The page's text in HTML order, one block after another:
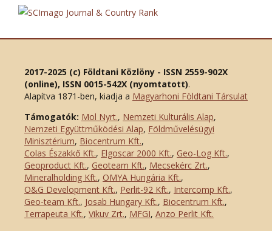
2017-2025 (c) Földtani Közlöny - ISSN 2559-902X
(online), ISSN 0015-542X (nyomtatott).
Alapítva 1871-ben, kiadja a Magyarhoni Földtani Társulat
Támogatók: Mol Nyrt., Nemzeti Kulturális Alap,
Nemzeti Együttműködési Alap, Földművelésügyi
Minisztérium, Biocentrum Kft.,
Colas Északkő Kft., Elgoscar 2000 Kft., Geo-Log Kft.,
Geoproduct Kft., Geoteam Kft., Mecsekérc Zrt.,
Mineralholding Kft., OMYA Hungária Kft.,
O&G Development Kft., Perlit-92 Kft., Intercomp Kft.,
Geo-team Kft., Josab Hungary Kft., Biocentrum Kft.,
Terrapeuta Kft., Vikuv Zrt., MFGI, Anzo Perlit Kft.